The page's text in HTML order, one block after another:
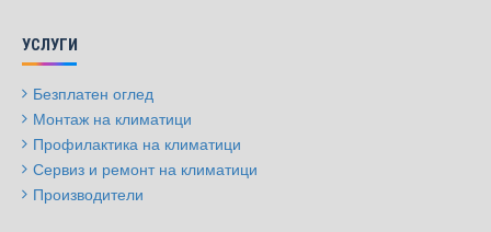
УСЛУГИ
Безплатен оглед
Монтаж на климатици
Профилактика на климатици
Сервиз и ремонт на климатици
Производители